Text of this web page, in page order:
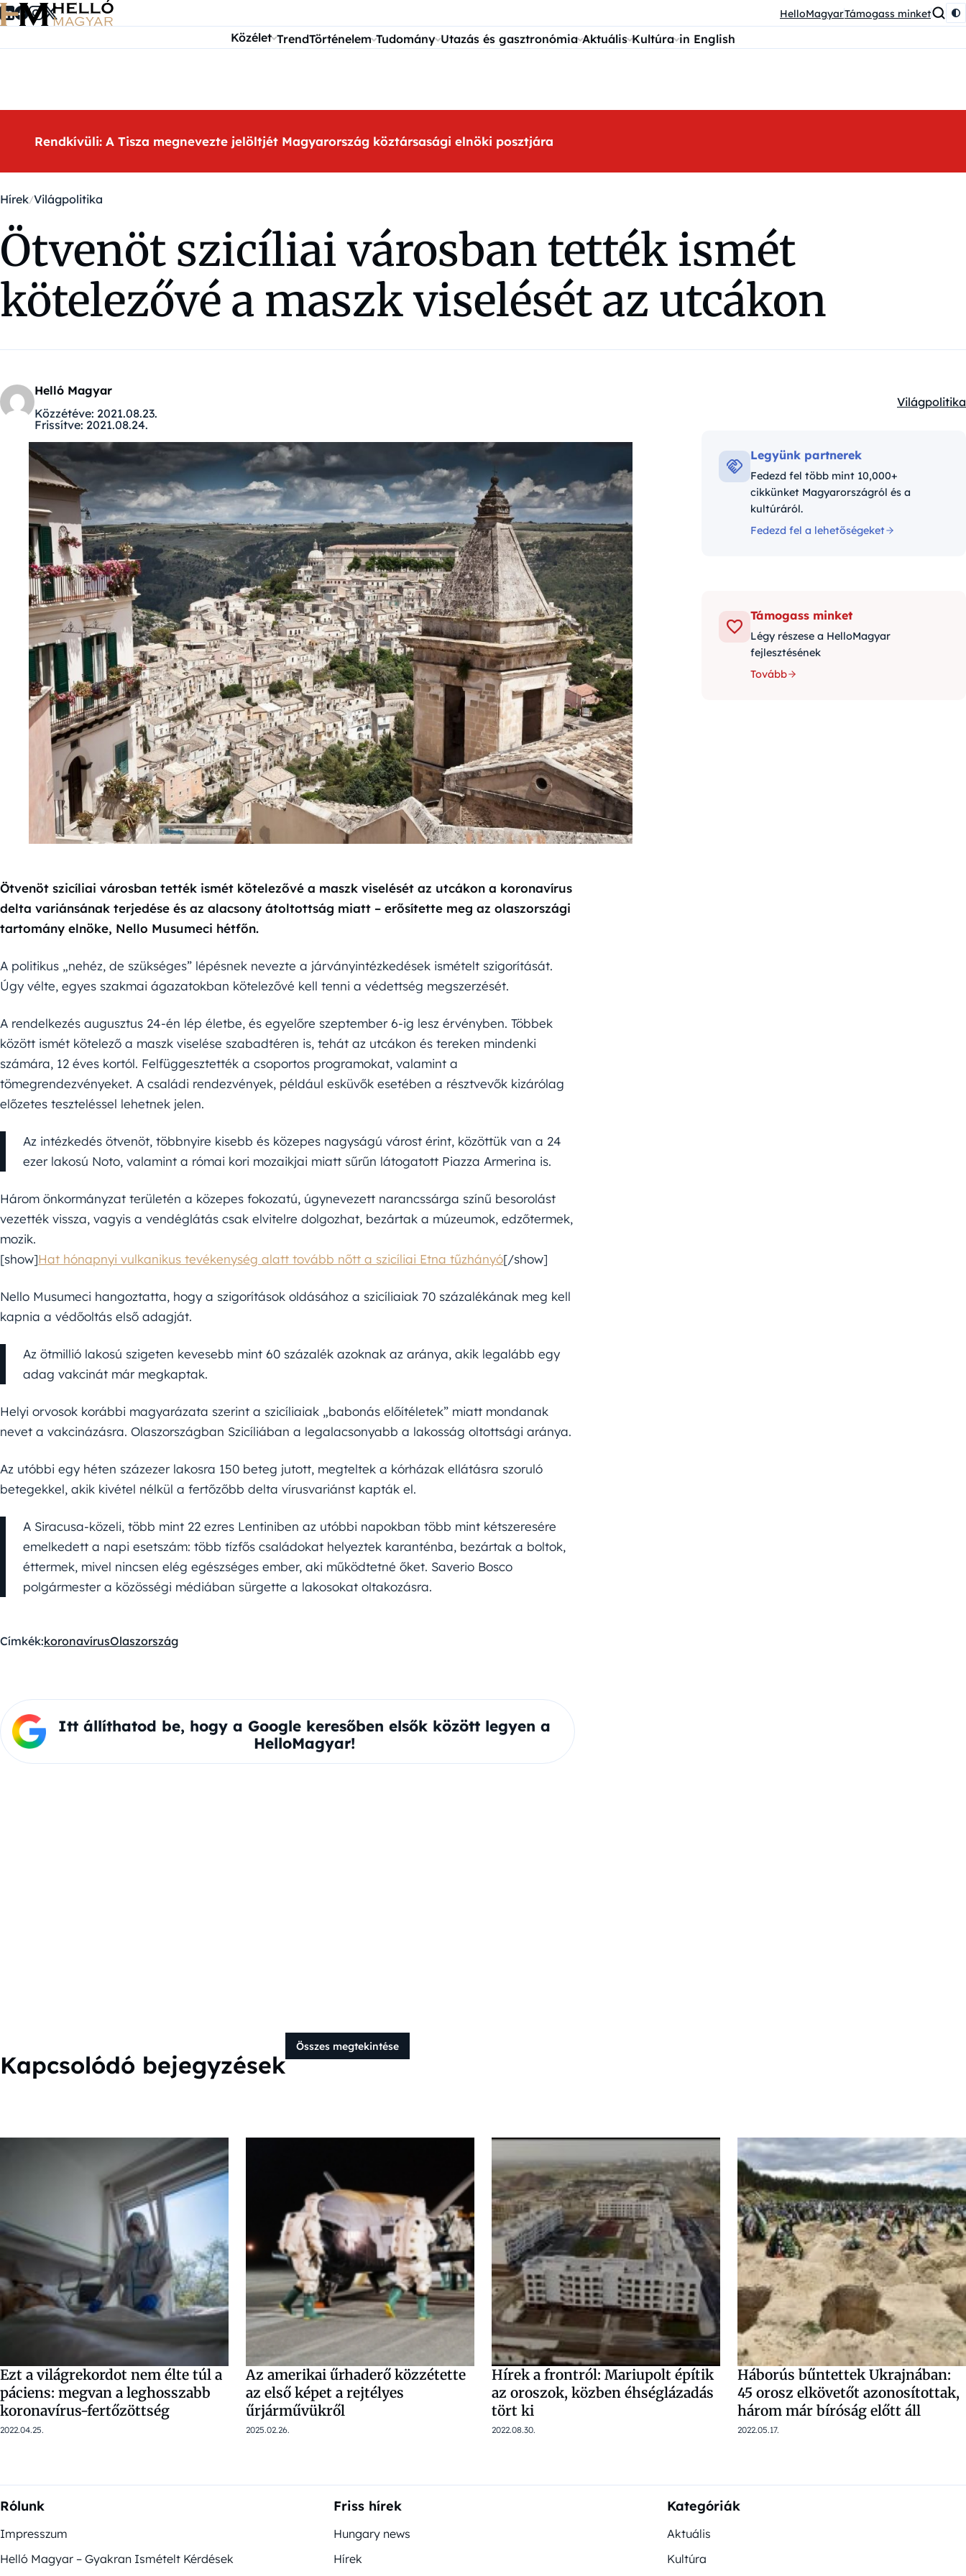
Ugrás a tartalomra HelloMagyarTámogass minket
Közélet TrendTörténelem Tudomány Utazás és gasztronómia Aktuális Kultúra in English
Rendkívüli: A Tisza megnevezte jelöltjét Magyarország köztársasági elnöki posztjára
Hírek Világpolitika
Ötvenöt szicíliai városban tették ismét
kötelezővé a maszk viselését az utcákon
Helló Magyar
Közzétéve: 2021.08.23.
Frissítve: 2021.08.24.
Kategóriák:
Világpolitika
Ötvenöt szicíliai városban tették ismét kötelezővé a maszk viselését az utcákon a koronavírus
delta variánsának terjedése és az alacsony átoltottság miatt – erősítette meg az olaszországi
tartomány elnöke, Nello Musumeci hétfőn.
A politikus „nehéz, de szükséges” lépésnek nevezte a járványintézkedések ismételt szigorítását.
Úgy vélte, egyes szakmai ágazatokban kötelezővé kell tenni a védettség megszerzését.
A rendelkezés augusztus 24-én lép életbe, és egyelőre szeptember 6-ig lesz érvényben. Többek
között ismét kötelező a maszk viselése szabadtéren is, tehát az utcákon és tereken mindenki
számára, 12 éves kortól. Felfüggesztették a csoportos programokat, valamint a
tömegrendezvényeket. A családi rendezvények, például esküvők esetében a résztvevők kizárólag
előzetes teszteléssel lehetnek jelen.
Az intézkedés ötvenöt, többnyire kisebb és közepes nagyságú várost érint, közöttük van a 24
ezer lakosú Noto, valamint a római kori mozaikjai miatt sűrűn látogatott Piazza Armerina is.
Három önkormányzat területén a közepes fokozatú, úgynevezett narancssárga színű besorolást
vezették vissza, vagyis a vendéglátás csak elvitelre dolgozhat, bezártak a múzeumok, edzőtermek,
mozik.
[show]Hat hónapnyi vulkanikus tevékenység alatt tovább nőtt a szicíliai Etna tűzhányó[/show]
Nello Musumeci hangoztatta, hogy a szigorítások oldásához a szicíliaiak 70 százalékának meg kell
kapnia a védőoltás első adagját.
Az ötmillió lakosú szigeten kevesebb mint 60 százalék azoknak az aránya, akik legalább egy
adag vakcinát már megkaptak.
Helyi orvosok korábbi magyarázata szerint a szicíliaiak „babonás előítéletek” miatt mondanak
nevet a vakcinázásra. Olaszországban Szicíliában a legalacsonyabb a lakosság oltottsági aránya.
Az utóbbi egy héten százezer lakosra 150 beteg jutott, megteltek a kórházak ellátásra szoruló
betegekkel, akik kivétel nélkül a fertőzőbb delta vírusvariánst kapták el.
A Siracusa-közeli, több mint 22 ezres Lentiniben az utóbbi napokban több mint kétszeresére
emelkedett a napi esetszám: több tízfős családokat helyeztek karanténba, bezártak a boltok,
éttermek, mivel nincsen elég egészséges ember, aki működtetné őket. Saverio Bosco
polgármester a közösségi médiában sürgette a lakosokat oltakozásra.
Címkék:koronavírusOlaszország
Itt állíthatod be, hogy a Google keresőben elsők között legyen a
HelloMagyar!
Legyünk partnerek
Fedezd fel több mint 10,000+
cikkünket Magyarországról és a
kultúráról.
Fedezd fel a lehetőségeket
Támogass minket
Légy részese a HelloMagyar
fejlesztésének
Tovább
Kapcsolódó bejegyzések
Összes megtekintése
Ezt a világrekordot nem élte túl a
páciens: megvan a leghosszabb
koronavírus-fertőzöttség
2022.04.25.
Az amerikai űrhaderő közzétette
az első képet a rejtélyes
űrjárművükről
2025.02.26.
Hírek a frontról: Mariupolt építik
az oroszok, közben éhséglázadás
tört ki
2022.08.30.
Háborús bűntettek Ukrajnában:
45 orosz elkövetőt azonosítottak,
három már bíróság előtt áll
2022.05.17.
Rólunk
Impresszum
Helló Magyar – Gyakran Ismételt Kérdések
Friss hírek
Hungary news
Hírek
Kategóriák
Aktuális
Kultúra